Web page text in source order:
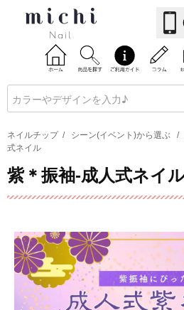
ネイルチップ / シーン(イベント)から選ぶ /
式ネイル
紫＊振袖-成人式ネイ